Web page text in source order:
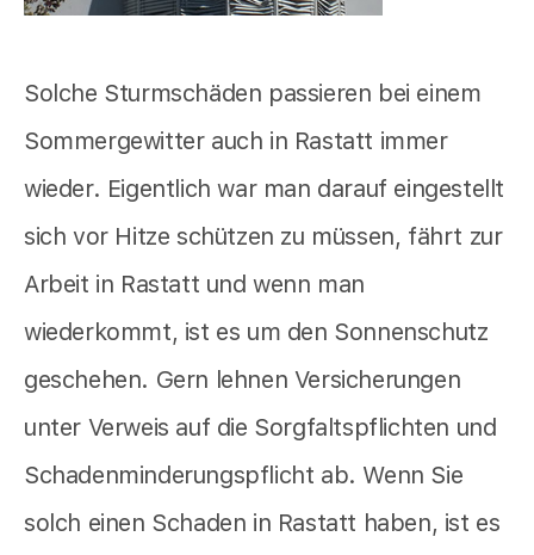
Solche Sturmschäden passieren bei einem
Sommergewitter auch in Rastatt immer
wieder. Eigentlich war man darauf eingestellt
sich vor Hitze schützen zu müssen, fährt zur
Arbeit in Rastatt und wenn man
wiederkommt, ist es um den Sonnenschutz
geschehen. Gern lehnen Versicherungen
unter Verweis auf die Sorgfaltspflichten und
Schadenminderungspflicht ab. Wenn Sie
solch einen Schaden in Rastatt haben, ist es